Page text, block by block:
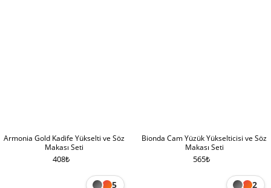
Armonia Gold Kadife Yükselti ve Söz
Makası Seti
408₺
Bionda Cam Yüzük Yükselticisi ve Söz
Makası Seti
565₺
5 2